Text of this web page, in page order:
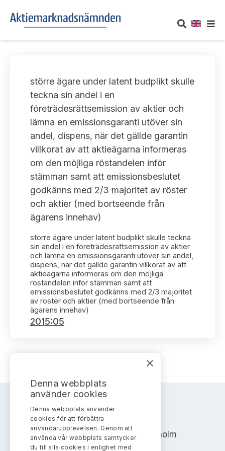
Om oss
Vårt uppdrag
Informationsgivning
Arbetssätt och jävsfrågor
Stadgar
Arbetsordning
Ledamöter
Huvudmän
Verksamhetsberättelser
Publikationer och anföranden
UTTALANDEN
Om nämndens uttalanden
Framställningar och konsultation
Uttalanden sorterade efter publiceringsdatum
Samtliga uttalanden sorterade årsvis
Uttalanden sorterade ämnesvis
Sök uttalanden
Avgifter
Prenumerera
TAKEOVER-REGLER
Takeover-regler för reglerade marknader och vissa
handelsplattformar
AKTUELLT
Nyheter och pressmeddelanden
Prenumerera
KONTAKT
Kontakt angående ansökningar och uttalanden
större ägare under latent budplikt skulle
teckna sin andel i en
företrädesrättsemission av aktier och
lämna en emissionsgaranti utöver sin
andel, dispens, när det gällde garantin
villkorat av att aktieägarna informeras
om den möjliga röstandelen inför
stämman samt att emissionsbeslutet
godkänns med 2/3 majoritet av röster
och aktier (med bortseende från
ägarens innehav)
större ägare under latent budplikt skulle teckna
sin andel i en företrädesrättsemission av aktier
och lämna en emissionsgaranti utöver sin andel,
dispens, när det gällde garantin villkorat av att
aktieägarna informeras om den möjliga
röstandelen inför stämman samt att
emissionsbeslutet godkänns med 2/3 majoritet
av röster och aktier (med bortseende från
ägarens innehav)
2015:05
AKTIEMARKNADSNÄMNDEN
Address: Box 7354, 103 90 Stockholm
×
Denna webbplats
använder cookies
Denna webbplats använder
cookies för att förbättra
användarupplevelsen. Genom att
använda vår webbplats samtycker
du till alla cookies i enlighet med